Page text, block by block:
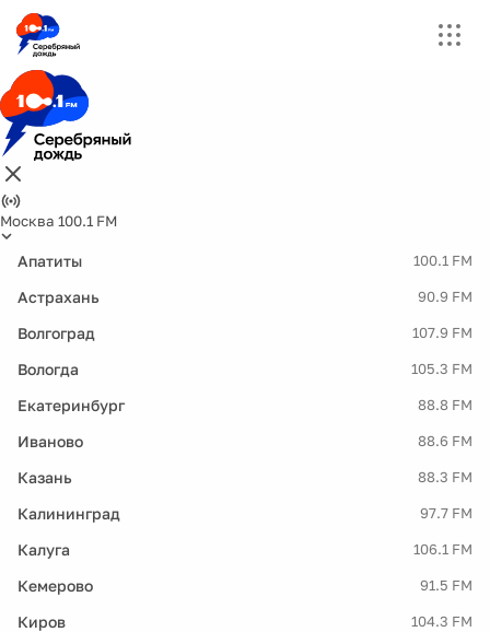
Москва 100.1 FM
Апатиты 100.1 FM
Астрахань 90.9 FM
Волгоград 107.9 FM
Вологда 105.3 FM
Екатеринбург 88.8 FM
Иваново 88.6 FM
Казань 88.3 FM
Калининград 97.7 FM
Калуга 106.1 FM
Кемерово 91.5 FM
Киров 104.3 FM